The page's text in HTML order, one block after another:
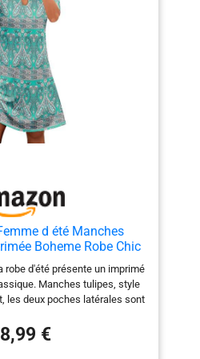
cette robe avec des
pour un style décontracté!La
chaussures à talons convient
plus chics,comme une
vous. Conseils:Lavage à la
en machine doux à l'eau
vous référer à notre
choisir la vôtre la plus adaptée.
d été Manches
Boheme Robe Chic
Plage Vert XXL
robe d'été présente un imprimé
Manches tulipes, style
les deux poches latérales sont
tissu de cette robe est doux,
élastique. Si vous portez cette
€